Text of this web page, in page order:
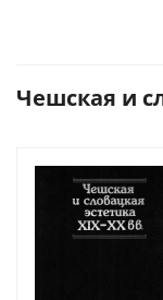
Чешская и